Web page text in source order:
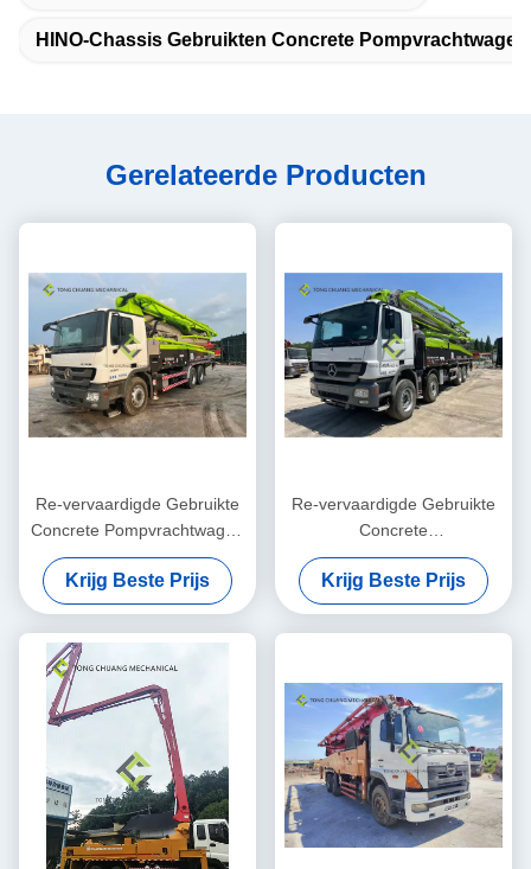
HINO-Chassis Gebruikten Concrete Pompvrachtwagen
Gerelateerde Producten
Re-vervaardigde Gebruikte
Concrete Pompvrachtwagen
vrachtwagen-Opgezette 47
Meter
Krijg Beste Prijs
Re-vervaardigde Gebruikte
Concrete
Boomvrachtwagens 56
Meter Opgezette Concrete
Pomp
Krijg Beste Prijs